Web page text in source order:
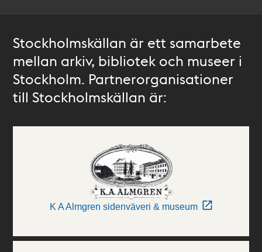
Stockholmskällan är ett samarbete
mellan arkiv, bibliotek och museer i
Stockholm. Partnerorganisationer
till Stockholmskällan är:
K A Almgren sidenväveri & museum